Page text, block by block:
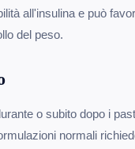
all'insulina e può
del peso.
o subito dopo i
normali